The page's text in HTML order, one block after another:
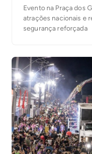
Evento na Praça dos
atrações nacionais e
segurança reforçada